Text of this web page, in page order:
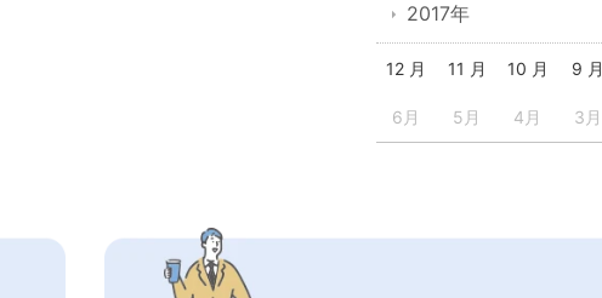
2017年
12 月 11 月 10 月 9 月
6月 5月 4月 3月